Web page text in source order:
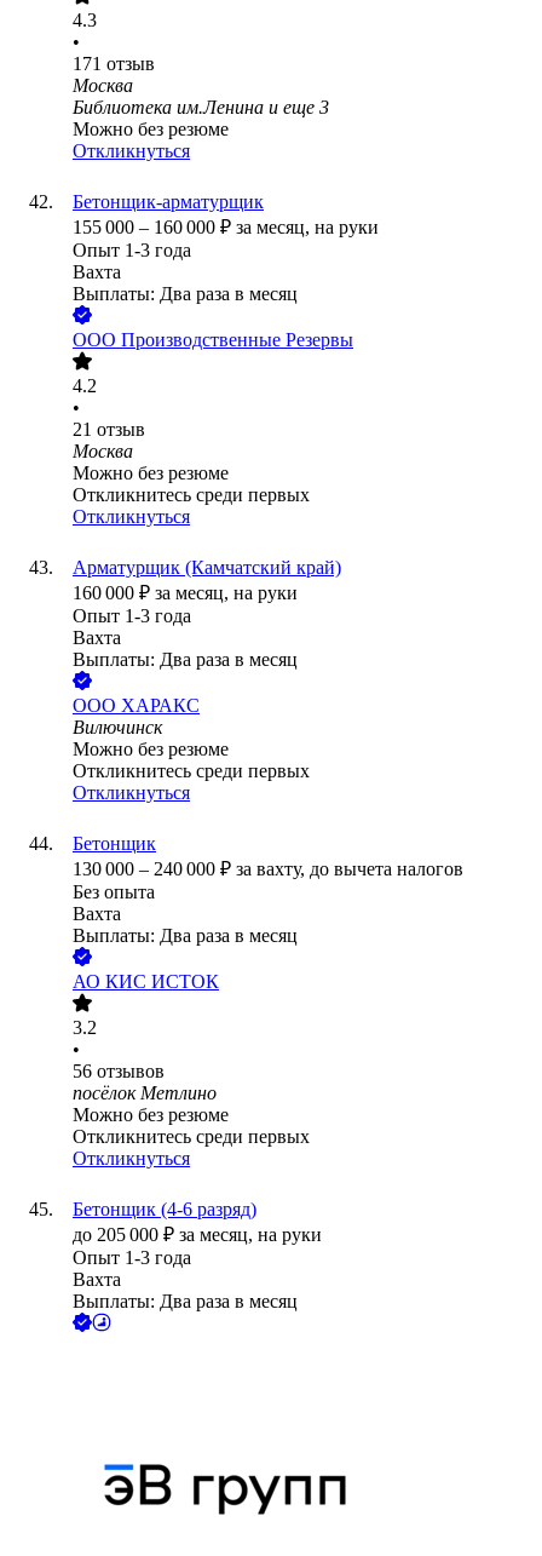
4.3
•
171 отзыв
Москва
Библиотека им.Ленина и еще 3
Можно без резюме
Откликнуться
Бетонщик-арматурщик
155 000 – 160 000 ₽ за месяц, на руки
Опыт 1-3 года
Вахта
Выплаты: Два раза в месяц
ООО Производственные Резервы
4.2
•
21 отзыв
Москва
Можно без резюме
Откликнитесь среди первых
Откликнуться
Арматурщик (Камчатский край)
160 000 ₽ за месяц, на руки
Опыт 1-3 года
Вахта
Выплаты: Два раза в месяц
ООО ХАРАКС
Вилючинск
Можно без резюме
Откликнитесь среди первых
Откликнуться
Бетонщик
130 000 – 240 000 ₽ за вахту, до вычета налогов
Без опыта
Вахта
Выплаты: Два раза в месяц
АО КИС ИСТОК
3.2
•
56 отзывов
посёлок Метлино
Можно без резюме
Откликнитесь среди первых
Откликнуться
Бетонщик (4-6 разряд)
до 205 000 ₽ за месяц, на руки
Опыт 1-3 года
Вахта
Выплаты: Два раза в месяц